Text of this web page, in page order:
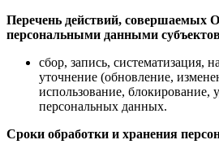
Перечень действий, совершаемых
персональными данными
сбор, запись, систематизация,
уточнение (обновление,
использование, блокирование,
персональных данных.
Сроки обработки и хранения